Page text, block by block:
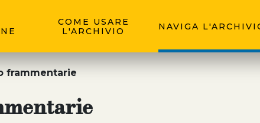
COME USARE
L'ARCHIVIO
NAVIGA
frammentarie